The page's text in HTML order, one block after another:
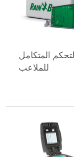
المتكامل
للملاعب